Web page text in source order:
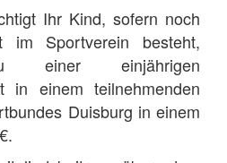
Ihr Kind, sofern noch
im Sportverein besteht,
einer einjährigen
in einem teilnehmenden
Duisburg in einem